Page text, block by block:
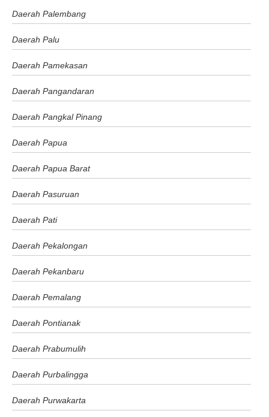
Daerah Palembang
Daerah Palu
Daerah Pamekasan
Daerah Pangandaran
Daerah Pangkal Pinang
Daerah Papua
Daerah Papua Barat
Daerah Pasuruan
Daerah Pati
Daerah Pekalongan
Daerah Pekanbaru
Daerah Pemalang
Daerah Pontianak
Daerah Prabumulih
Daerah Purbalingga
Daerah Purwakarta